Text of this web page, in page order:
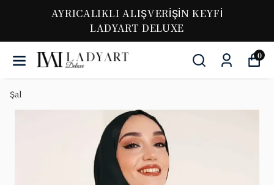
AYRICALIKLI ALIŞVERİŞİN KEYFİ
LADYART DELUXE
0
Şal